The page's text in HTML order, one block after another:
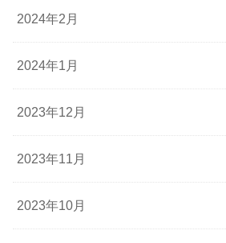
2024年2月
2024年1月
2023年12月
2023年11月
2023年10月